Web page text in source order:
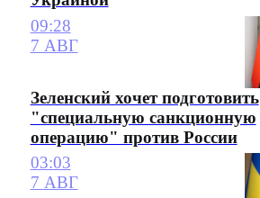
09:28
7 АВГ
Зеленский хочет подготовить
"специальную санкционную
операцию" против России
03:03
7 АВГ